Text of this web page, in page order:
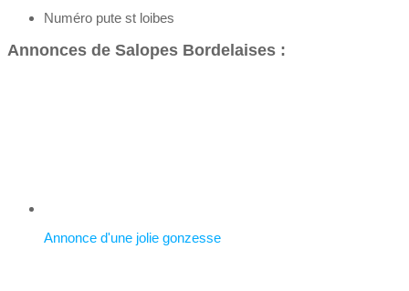
Numéro pute st loibes
Annonces de Salopes Bordelaises :
Annonce d'une jolie gonzesse